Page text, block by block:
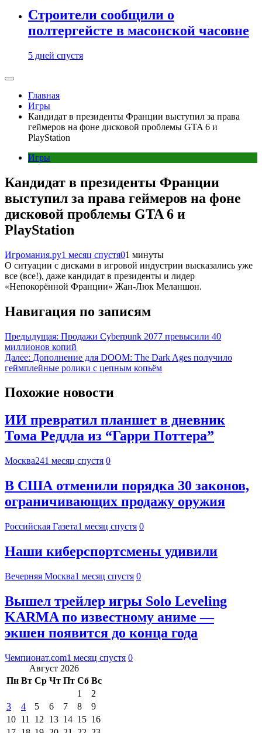
Строители сообщили о
полтергейсте в масонской часовне
5 дней спустя
Главная
Игры
Кандидат в президенты Франции выступил за права
геймеров на фоне дисковой проблемы GTA 6 и
PlayStation
Игры
Кандидат в президенты Франции
выступил за права геймеров на фоне
дисковой проблемы GTA 6 и
PlayStation
Игромания.ру1 месяц спустя01 минуты
О ситуации с дисками в игровой индустрии высказались уже
все (все!), даже кандидат в президенты и лидер
«Непокорённой Франции» Жан-Люк Меланшон.
Навигация по записям
Предыдущая: Продажи Cyberpunk 2077 превысили 40
миллионов копий
Далее: Дополнение для DOOM: The Dark Ages получило
геймплейные ролики с цепным копьём
Похожие новости
ИИ превратил планшет в дневник
Тома Реддла из “Гарри Поттера”
Москва241 месяц спустя 0
В США отменили порядка 30 законов,
ограничивающих продажу оружия
Российская Газета1 месяц спустя 0
Наши киберспортсмены удивили
Вечерняя Москва1 месяц спустя 0
Вышел трейлер игры Solo Leveling
KARMA по известному аниме —
экшен появится до конца года
Чемпионат.com1 месяц спустя 0
Август 2026
Пн Вт Ср Чт Пт Сб Вс
1
2
3
4 5 6 7 8
9
10 11 12 13 14 15 16